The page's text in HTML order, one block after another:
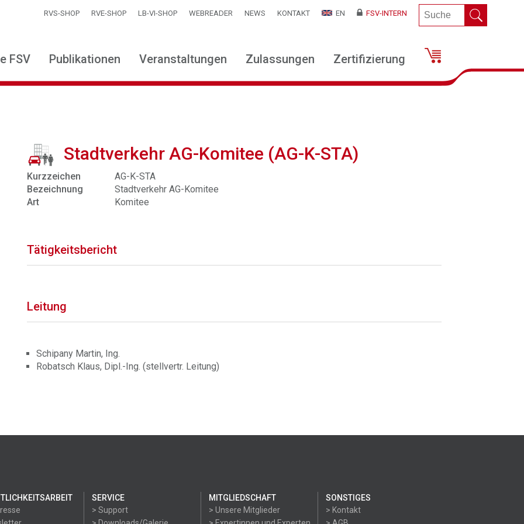
RVS-SHOP RVE-SHOP LB-VI-SHOP WEBREADER NEWS KONTAKT EN FSV-INTERN
FSV Publikationen Veranstaltungen Zulassungen Zertifizierung
Stadtverkehr AG-Komitee (AG-K-STA)
Kurzzeichen
AG-K-STA
Bezeichnung
Stadtverkehr AG-Komitee
Art
Komitee
Tätigkeitsbericht
Leitung
Schipany Martin, Ing.
Robatsch Klaus, Dipl.-Ing. (stellvertr. Leitung)
SERVICE
> Support
MITGLIEDSCHAFT
> Unsere Mitglieder
SONSTIGES
> Kontakt